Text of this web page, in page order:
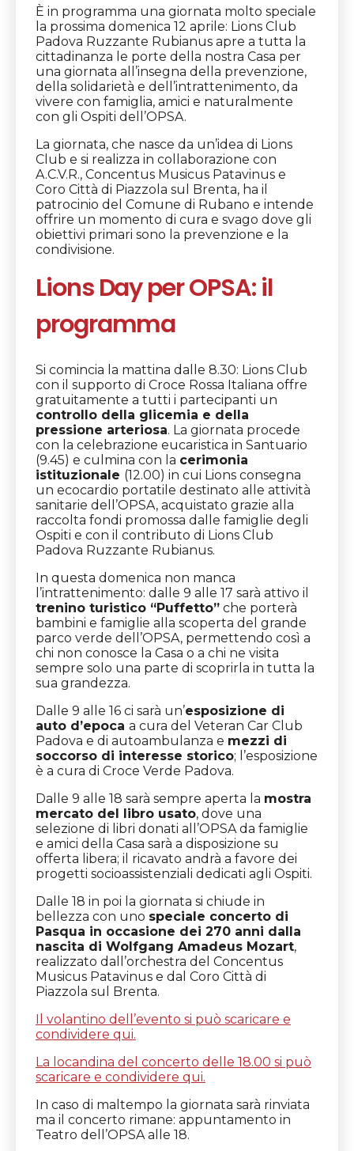
È in programma una giornata molto speciale
la prossima domenica 12 aprile: Lions Club
Padova Ruzzante Rubianus apre a tutta la
cittadinanza le porte della nostra Casa per
una giornata all’insegna della prevenzione,
della solidarietà e dell’intrattenimento, da
vivere con famiglia, amici e naturalmente
con gli Ospiti dell’OPSA.
La giornata, che nasce da un’idea di Lions
Club e si realizza in collaborazione con
A.C.V.R., Concentus Musicus Patavinus e
Coro Città di Piazzola sul Brenta, ha il
patrocinio del Comune di Rubano e intende
offrire un momento di cura e svago dove gli
obiettivi primari sono la prevenzione e la
condivisione.
Lions Day per OPSA: il
programma
Si comincia la mattina dalle 8.30: Lions Club
con il supporto di Croce Rossa Italiana offre
gratuitamente a tutti i partecipanti un
controllo della glicemia e della
pressione arteriosa. La giornata procede
con la celebrazione eucaristica in Santuario
(9.45) e culmina con la cerimonia
istituzionale (12.00) in cui Lions consegna
un ecocardio portatile destinato alle attività
sanitarie dell’OPSA, acquistato grazie alla
raccolta fondi promossa dalle famiglie degli
Ospiti e con il contributo di Lions Club
Padova Ruzzante Rubianus.
In questa domenica non manca
l’intrattenimento: dalle 9 alle 17 sarà attivo il
trenino turistico “Puffetto”che porterà
bambini e famiglie alla scoperta del grande
parco verde dell’OPSA, permettendo così a
chi non conosce la Casa o a chi ne visita
sempre solo una parte di scoprirla in tutta la
sua grandezza.
Dalle 9 alle 16 ci sarà un’esposizione di
auto d’epoca a cura del Veteran Car Club
Padova e di autoambulanza e mezzi di
soccorso di interesse storico; l’esposizione
è a cura di Croce Verde Padova.
Dalle 9 alle 18 sarà sempre aperta la mostra
mercato del libro usato, dove una
selezione di libri donati all’OPSA da famiglie
e amici della Casa sarà a disposizione su
offerta libera; il ricavato andrà a favore dei
progetti socioassistenziali dedicati agli Ospiti.
Dalle 18 in poi la giornata si chiude in
bellezza con uno speciale concerto di
Pasqua in occasione dei 270 anni dalla
nascita di Wolfgang Amadeus Mozart,
realizzato dall’orchestra del Concentus
Musicus Patavinus e dal Coro Città di
Piazzola sul Brenta.
Il volantino dell’evento si può scaricare e
condividere qui.
La locandina del concerto delle 18.00 si può
scaricare e condividere qui.
In caso di maltempo la giornata sarà rinviata
ma il concerto rimane: appuntamento in
Teatro dell’OPSA alle 18.